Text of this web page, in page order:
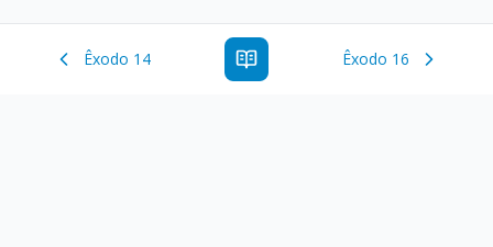
Êxodo 14 Êxodo 16